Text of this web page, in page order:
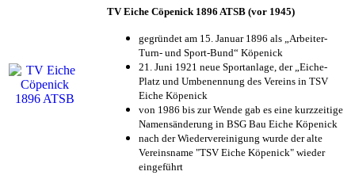
TV Eiche Cöpenick 1896 ATSB (vor 1945)
gegründet am 15. Januar 1896 als „Arbeiter-
Turn- und Sport-Bund“ Köpenick
21. Juni 1921 neue Sportanlage, der „Eiche-
Platz und Umbenennung des Vereins in TSV
Eiche Köpenick
von 1986 bis zur Wende gab es eine kurzzeitige
Namensänderung in BSG Bau Eiche Köpenick
nach der Wiedervereinigung wurde der alte
Vereinsname "TSV Eiche Köpenick" wieder
eingeführt